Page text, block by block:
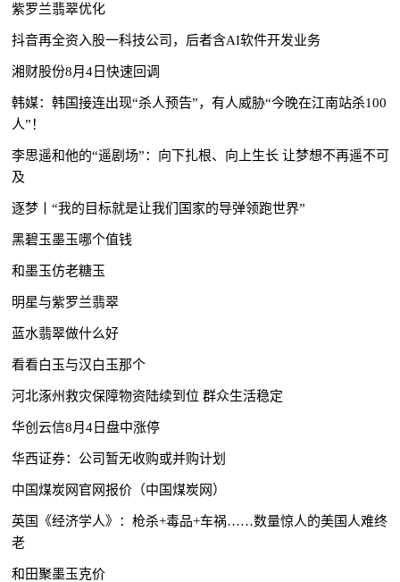
紫罗兰翡翠优化
抖音再全资入股一科技公司，后者含AI软件开发业务
湘财股份8月4日快速回调
韩媒：韩国接连出现“杀人预告”，有人威胁“今晚在江南站杀100
人”！
李思遥和他的“遥剧场”：向下扎根、向上生长 让梦想不再遥不可
及
逐梦丨“我的目标就是让我们国家的导弹领跑世界”
黑碧玉墨玉哪个值钱
和墨玉仿老糖玉
明星与紫罗兰翡翠
蓝水翡翠做什么好
看看白玉与汉白玉那个
河北涿州救灾保障物资陆续到位 群众生活稳定
华创云信8月4日盘中涨停
华西证券：公司暂无收购或并购计划
中国煤炭网官网报价（中国煤炭网）
英国《经济学人》：枪杀+毒品+车祸……数量惊人的美国人难终
老
和田聚墨玉克价